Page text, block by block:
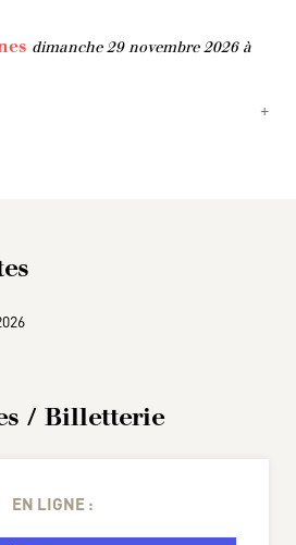
dimanche 29 novembre 2026 à
/ Billetterie
EN LIGNE :